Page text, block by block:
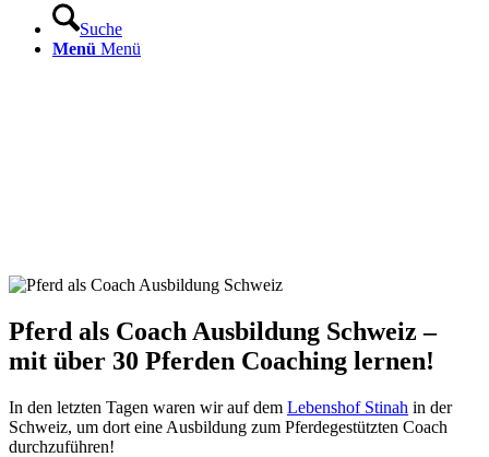
Suche
Menü Menü
Pferd als Coach Ausbildung Schweiz –
mit über 30 Pferden Coaching lernen!
In den letzten Tagen waren wir auf dem Lebenshof Stinah in der
Schweiz, um dort eine Ausbildung zum Pferdegestützten Coach
durchzuführen!